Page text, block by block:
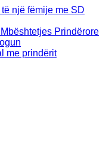
një fëmije me SD
Prindërore
me prindërit